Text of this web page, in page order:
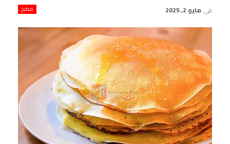
مطبخ في مايو 2, 2025